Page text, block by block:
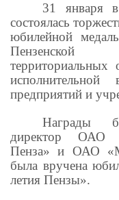
31 января
состоялась
юбилейной
Пензенской
территориальных
исполнительной
предприятий и
Награды
директор ОАО
Пенза» и ОАО
была вручена
летия Пензы».